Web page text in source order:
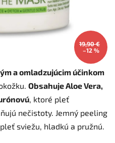
a omladzujúcim účinkom
Obsahuje Aloe Vera,
, ktoré pleť
nečistoty. Jemný peeling
sviežu, hladkú a pružnú.
19,90 €
–12 %